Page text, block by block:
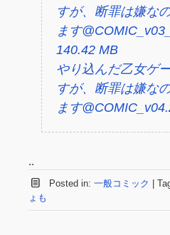
すが、断罪は嫌な
ます
140.42 MB
やり込んだ乙女ゲ
すが、断罪は嫌な
ます
..
Posted in: 一般コミック |
ょも